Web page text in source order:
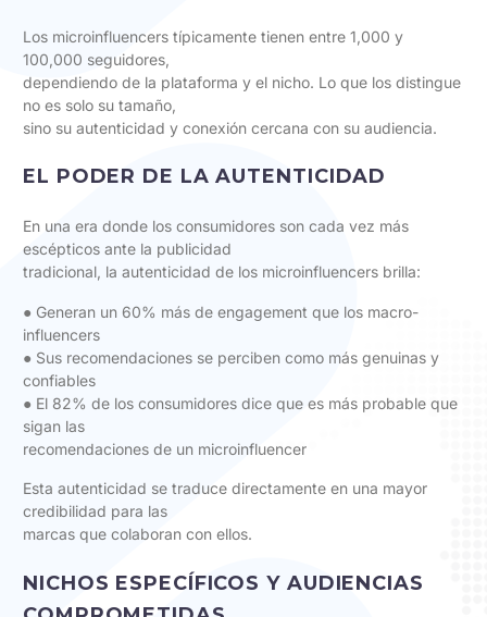
Los microinfluencers típicamente tienen entre 1,000 y
100,000 seguidores,
dependiendo de la plataforma y el nicho. Lo que los distingue
no es solo su tamaño,
sino su autenticidad y conexión cercana con su audiencia.
EL PODER DE LA AUTENTICIDAD
En una era donde los consumidores son cada vez más
escépticos ante la publicidad
tradicional, la autenticidad de los microinfluencers brilla:
● Generan un 60% más de engagement que los macro-
influencers
● Sus recomendaciones se perciben como más genuinas y
confiables
● El 82% de los consumidores dice que es más probable que
sigan las
recomendaciones de un microinfluencer
Esta autenticidad se traduce directamente en una mayor
credibilidad para las
marcas que colaboran con ellos.
NICHOS ESPECÍFICOS Y AUDIENCIAS